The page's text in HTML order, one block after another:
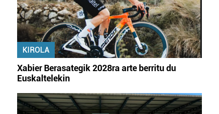
KIROLA
Xabier Berasategik 2028ra arte berritu du
Euskaltelekin